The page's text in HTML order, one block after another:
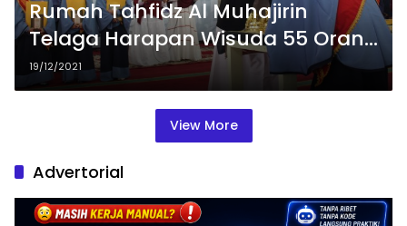
Rumah Tahfidz Al Muhajirin
Telaga Harapan Wisuda 55 Orang
Santri
19/12/2021
View More
Advertorial